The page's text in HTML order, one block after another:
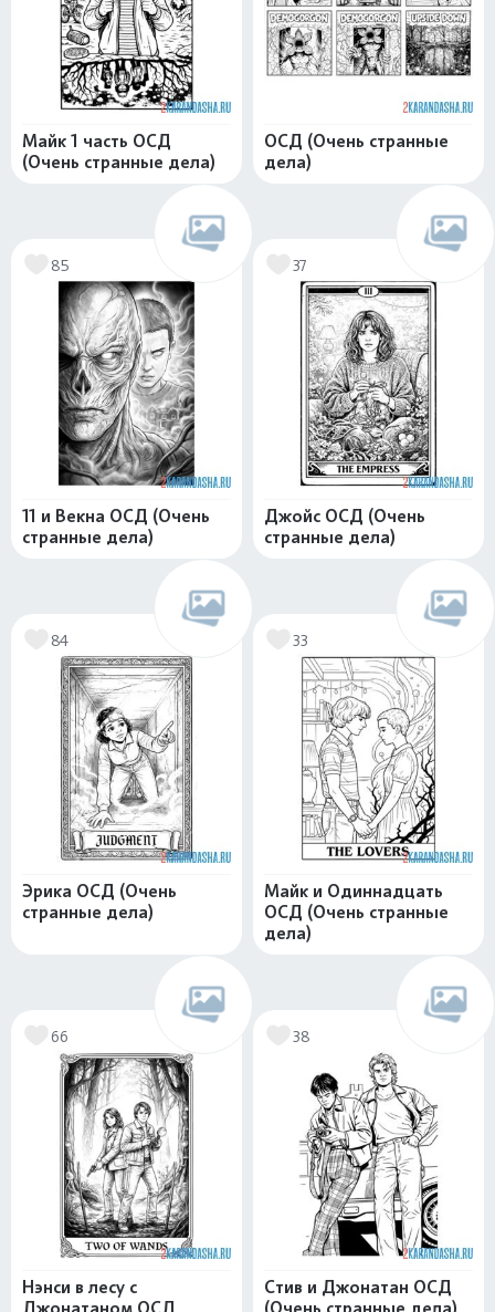
Майк 1 часть ОСД
(Очень странные дела)
ОСД (Очень странные
дела)
85
11 и Векна ОСД (Очень
странные дела)
37
Джойс ОСД (Очень
странные дела)
84
Эрика ОСД (Очень
странные дела)
33
Майк и Одиннадцать
ОСД (Очень странные
дела)
66
Нэнси в лесу с
38
Стив и Джонатан ОСД